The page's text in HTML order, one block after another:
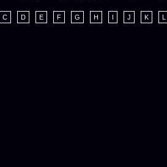
C D E F G H I J K L